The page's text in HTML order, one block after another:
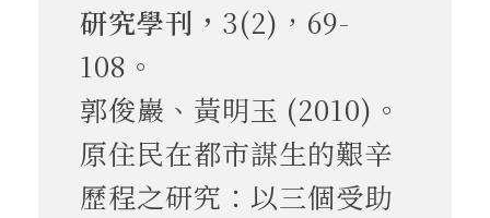
研究學刊， 3(2)，69-
108。
郭俊巖、黃明玉 (2010)。
原住民在都市謀生的艱辛
歷程之研究：以三個受助